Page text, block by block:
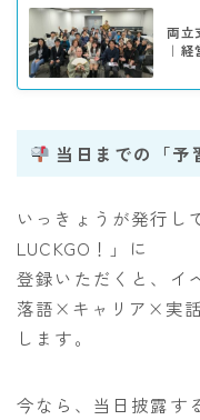
両立
｜
当日までの「予
いっきょうが発行し
LUCKGO！」に
登録いただくと、イ
落語×キャリア×実
します。
今なら、当日披露す